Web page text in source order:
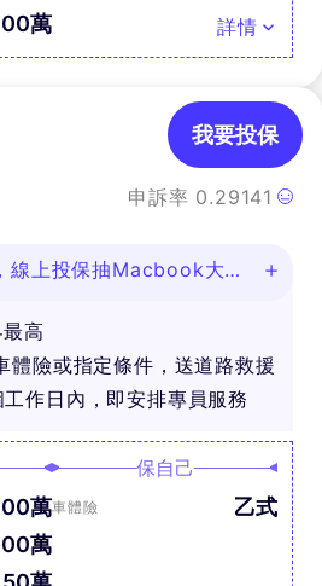
萬 詳情
申訴率 0.29141
我要投保
線上投保抽Macbook大
高
體險或指定條件，送道路救援
作日內，即安排專員服務
萬
萬
保自己
車體險 乙式